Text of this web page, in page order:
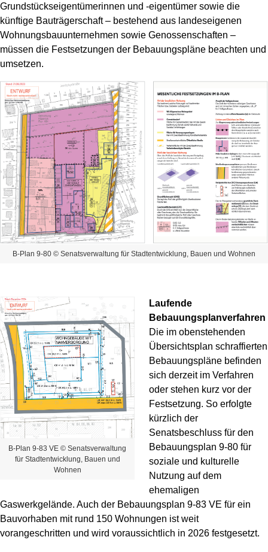
Grundstückseigentümerinnen und -eigentümer sowie die
künftige Bauträgerschaft – bestehend aus landeseigenen
Wohnungsbauunternehmen sowie Genossenschaften –
müssen die Festsetzungen der Bebauungspläne beachten und
umsetzen.
B-Plan 9-80 © Senatsverwaltung für Stadtentwicklung, Bauen und Wohnen
B-Plan 9-83 VE © Senatsverwaltung
für Stadtentwicklung, Bauen und
Wohnen
Laufende
Bebauungsplanverfahren
Die im obenstehenden
Übersichtsplan schraffierten
Bebauungspläne befinden
sich derzeit im Verfahren
oder stehen kurz vor der
Festsetzung. So erfolgte
kürzlich der
Senatsbeschluss für den
Bebauungsplan 9-80 für
soziale und kulturelle
Nutzung auf dem
ehemaligen
Gaswerkgelände. Auch der Bebauungsplan 9-83 VE für ein
Bauvorhaben mit rund 150 Wohnungen ist weit
vorangeschritten und wird voraussichtlich in 2026 festgesetzt.